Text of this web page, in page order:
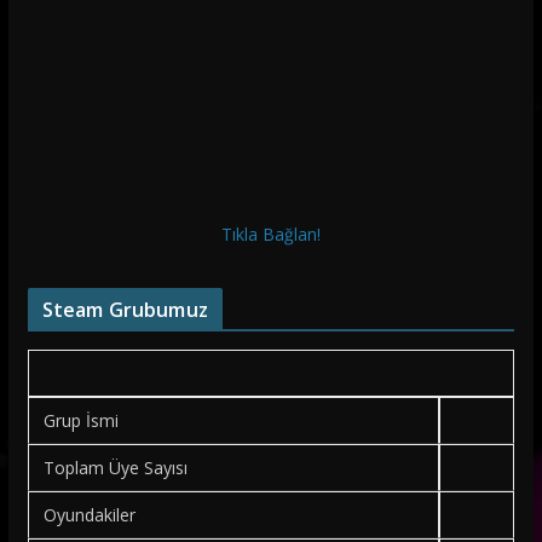
Tıkla Bağlan!
Steam Grubumuz
Grup İsmi
Toplam Üye Sayısı
Oyundakiler